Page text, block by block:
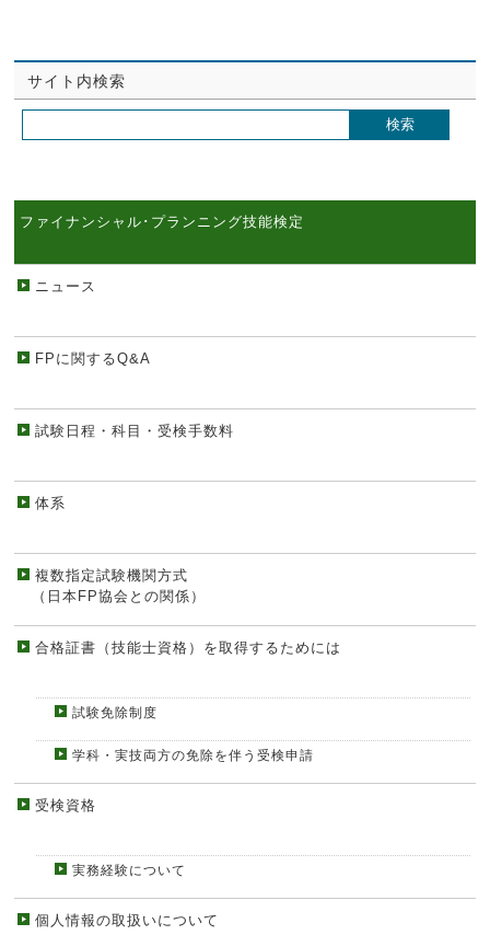
サイト内検索
ファイナンシャル･プランニング技能検定
ニュース
FPに関するQ&A
試験日程・科目・受検手数料
体系
複数指定試験機関方式
（日本FP協会との関係）
合格証書（技能士資格）を取得するためには
試験免除制度
学科・実技両方の免除を伴う受検申請
受検資格
実務経験について
個人情報の取扱いについて